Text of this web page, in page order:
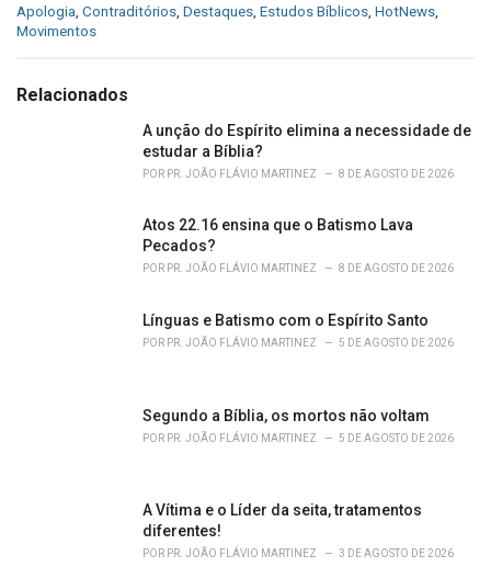
C
a
g
Apologia, Contraditórios, Destaques, Estudos Bíblicos, HotNews,
Movimentos
Relacionados
A unção do Espírito elimina a necessidade de
estudar a Bíblia?
POR PR. JOÃO FLÁVIO MARTINEZ 8 DE AGOSTO DE 2026
Atos 22.16 ensina que o Batismo Lava
Pecados?
POR PR. JOÃO FLÁVIO MARTINEZ 8 DE AGOSTO DE 2026
Línguas e Batismo com o Espírito Santo
POR PR. JOÃO FLÁVIO MARTINEZ 5 DE AGOSTO DE 2026
Segundo a Bíblia, os mortos não voltam
POR PR. JOÃO FLÁVIO MARTINEZ 5 DE AGOSTO DE 2026
A Vítima e o Líder da seita, tratamentos
diferentes!
POR PR. JOÃO FLÁVIO MARTINEZ 3 DE AGOSTO DE 2026